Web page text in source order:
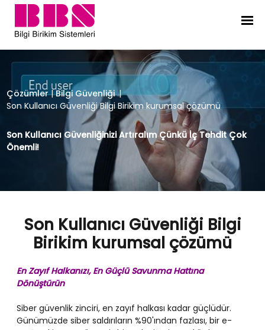
Son Kullanıcı Güvenliği Bilgi
Çözümler | Bilgi Güvenliği|
Son Kullanıcı Güvenliği Bilgi Birikim kurumsal çözümü
Son Kullanıcı Güvenliğinizi Artıralım Çünkü İç Tehdit Çok
Önemli!
Son Kullanıcı Güvenliği Bilgi
Birikim kurumsal çözümü
En Zayıf Halkanızı, En Güçlü Savunma Hattına
Dönüştürün
Siber güvenlik zinciri, en zayıf halkası kadar güçlüdür.
Günümüzde siber saldırıların %90'ından fazlası, bir e-